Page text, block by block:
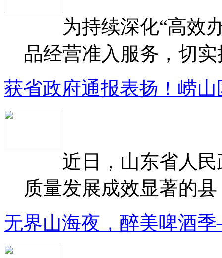
为持续深化“高效办
品经营准入服务，切
获省政府通报表扬！崂
近日，山东省人民
质量发展成效显著的
无界山海夜，醉美啤酒